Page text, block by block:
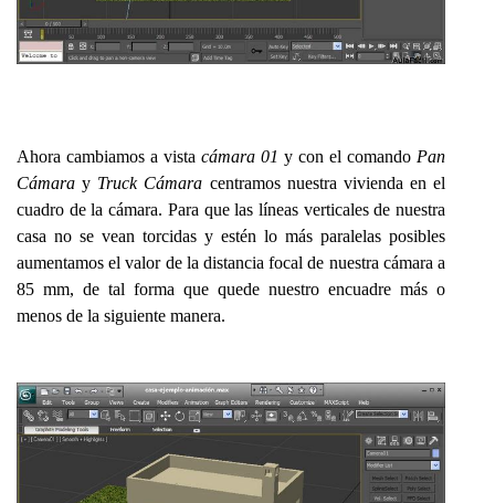
Ahora cambiamos a vista cámara 01 y con el comando Pan
Cámara y Truck Cámara centramos nuestra vivienda en el
cuadro de la cámara. Para que las líneas verticales de nuestra
casa no se vean torcidas y estén lo más paralelas posibles
aumentamos el valor de la distancia focal de nuestra cámara a
85 mm, de tal forma que quede nuestro encuadre más o
menos de la siguiente manera.